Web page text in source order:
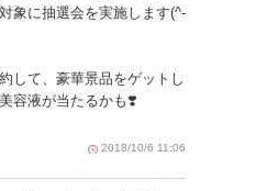
象に抽選会を実施します(^-
して、豪華景品をゲットし
容液が当たるかも❣️
2018/10/6 11:06